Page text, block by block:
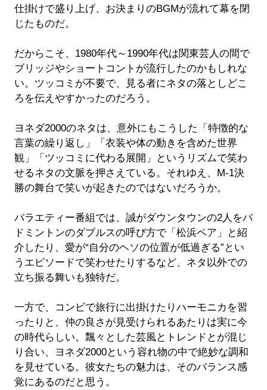
仕掛けで盛り上げ、お決まりのBGMが流れて幕を閉
じたものだ。
だからこそ、1980年代～1990年代は関東芸人の間で
ブリッジやショートコントが流行したのかもしれな
い。ツッコミが不要で、見る者にネタの落としどこ
ろを伝えやすかったのだろう。
ヨネダ2000のネタは、意外にもこうした「特徴的な
言葉の繰り返し」「衣装や体の動きを含めた世界
観」「ツッコミに代わる展開」というリズムで笑わ
せるネタの文脈を押さえている。それゆえ、M-1決
勝の舞台で笑いが起きたのではないだろうか。
バラエティー番組では、誠がダウンタウンの2人をバ
ドミントンのダブルスの呼び方で「松浜ペア」と紹
介したり、愛が“自分のヘソの位置が低過ぎる”とい
うエピソードで笑わせたりするなど、ネタ以外での
立ち振る舞いも独特だ。
一方で、コンビで旅行に出掛けたりハーモニカを習
ったりと、仲の良さが見受けられるあたりは実に今
の時代らしい。飄々とした芸風とトレンドとが混じ
り合い、ヨネダ2000という容れ物の中で絶妙な調和
を見せている。彼女たちの魅力は、そのバランス感
覚にあるのだと思う。